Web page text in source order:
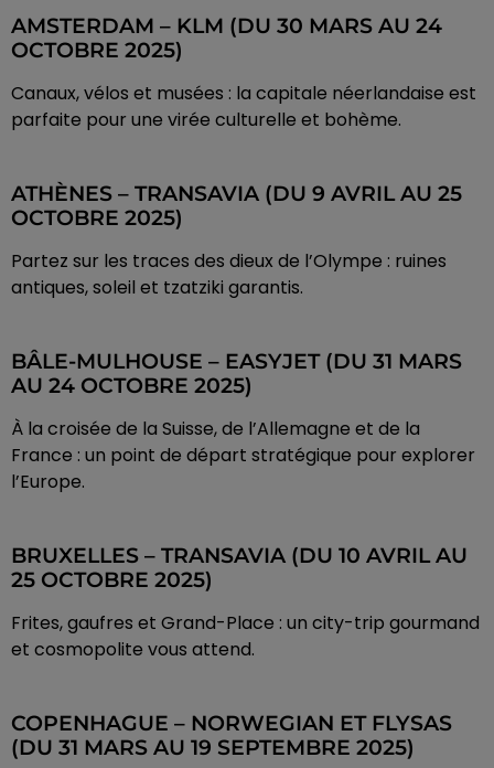
AMSTERDAM – KLM (DU 30 MARS AU 24
OCTOBRE 2025)
Canaux, vélos et musées : la capitale néerlandaise est
parfaite pour une virée culturelle et bohème.
ATHÈNES – TRANSAVIA (DU 9 AVRIL AU 25
OCTOBRE 2025)
Partez sur les traces des dieux de l’Olympe : ruines
antiques, soleil et tzatziki garantis.
BÂLE-MULHOUSE – EASYJET (DU 31 MARS
AU 24 OCTOBRE 2025)
À la croisée de la Suisse, de l’Allemagne et de la
France : un point de départ stratégique pour explorer
l’Europe.
BRUXELLES – TRANSAVIA (DU 10 AVRIL AU
25 OCTOBRE 2025)
Frites, gaufres et Grand-Place : un city-trip gourmand
et cosmopolite vous attend.
COPENHAGUE – NORWEGIAN ET FLYSAS
(DU 31 MARS AU 19 SEPTEMBRE 2025)